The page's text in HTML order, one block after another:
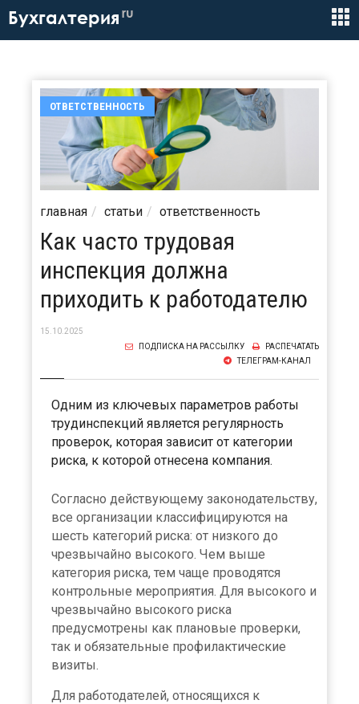
Бухгалтерия ru
ОТВЕТСТВЕННОСТЬ
главная статьи ответственность
Как часто трудовая
инспекция должна
приходить к работодателю
15.10.2025
РАСПЕЧАТАТЬ
ПОДПИСКА НА РАССЫЛКУ
ТЕЛЕГРАМ-КАНАЛ
Одним из ключевых параметров работы
трудинспекций является регулярность
проверок, которая зависит от категории
риска, к которой отнесена компания.
Согласно действующему законодательству,
все организации классифицируются на
шесть категорий риска: от низкого до
чрезвычайно высокого. Чем выше
категория риска, тем чаще проводятся
контрольные мероприятия. Для высокого и
чрезвычайно высокого риска
предусмотрены как плановые проверки,
так и обязательные профилактические
визиты.
Для работодателей, относящихся к